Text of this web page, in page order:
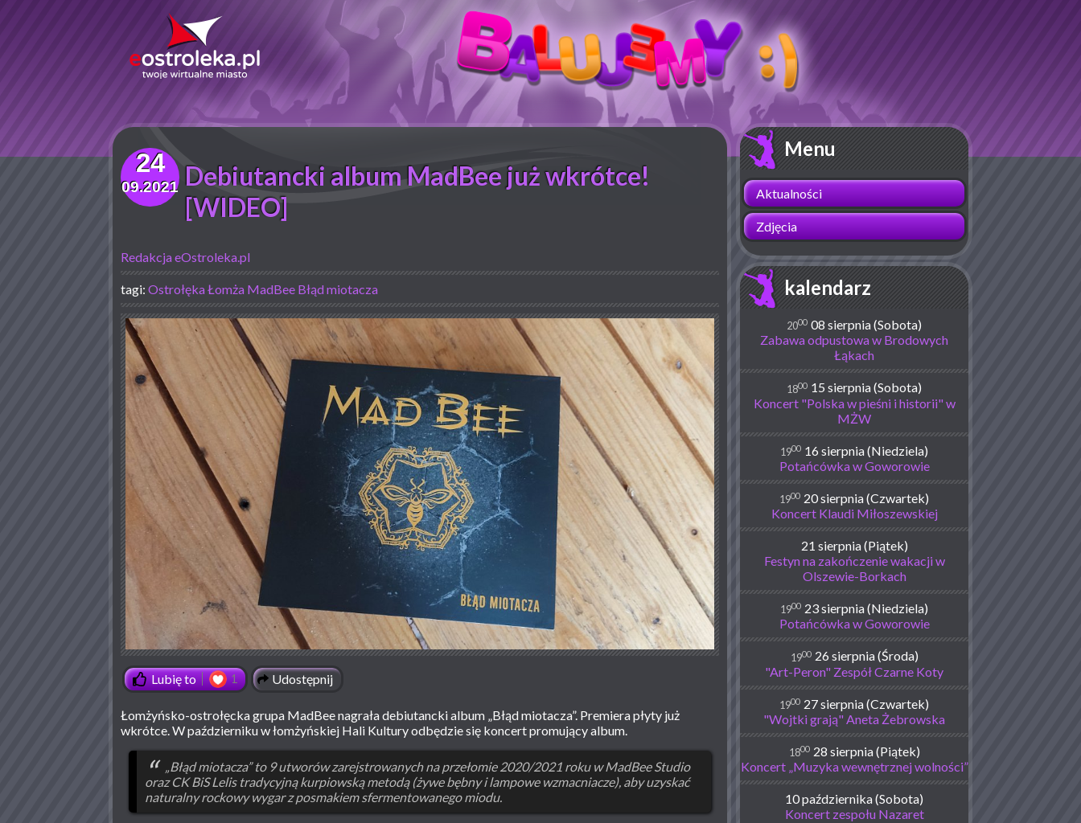
24
09.2021 Debiutancki album MadBee już wkrótce!
[WIDEO]
Redakcja eOstroleka.pl
tagi: OstrołękaŁomża MadBee Błąd miotacza
Lubię to 1 Udostępnij
Łomżyńsko-ostrołęcka grupa MadBee nagrała debiutancki album „Błąd miotacza”. Premiera płyty już
wkrótce. W październiku w łomżyńskiej Hali Kultury odbędzie się koncert promujący album.
„Błąd miotacza” to 9 utworów zarejstrowanych na przełomie 2020/2021 roku w MadBee Studio
oraz CK BiS Lelis tradycyjną kurpiowską metodą (żywe bębny i lampowe wzmacniacze), aby uzyskać
naturalny rockowy wygar z posmakiem sfermentowanego miodu.
Menu
Aktualności
Zdjęcia
kalendarz
2000 08 sierpnia (Sobota)
Zabawa odpustowa w Brodowych
Łąkach
1800 15 sierpnia (Sobota)
Koncert "Polska w pieśni i historii" w
MŻW
1900 16 sierpnia (Niedziela)
Potańcówka w Goworowie
1900 20 sierpnia (Czwartek)
Koncert Klaudi Miłoszewskiej
21 sierpnia (Piątek)
Festyn na zakończenie wakacji w
Olszewie-Borkach
1900 23 sierpnia (Niedziela)
Potańcówka w Goworowie
1900 26 sierpnia (Środa)
"Art-Peron" Zespół Czarne Koty
1900 27 sierpnia (Czwartek)
"Wojtki grają" Aneta Żebrowska
1800 28 sierpnia (Piątek)
Koncert „Muzyka wewnętrznej wolności”
10 października (Sobota)
Koncert zespołu Nazaret